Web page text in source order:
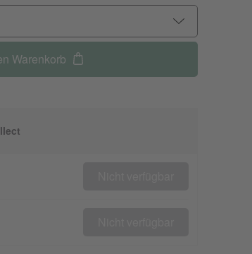
Warenkorb